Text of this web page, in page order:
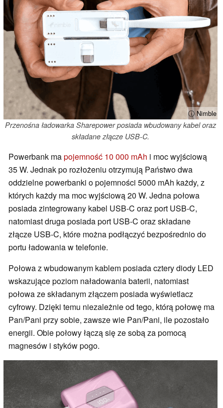
ⓘ Nimble
Przenośna ładowarka Sharepower posiada wbudowany kabel oraz
składane złącze USB-C.
Powerbank mapojemność 10 000 mAh i moc wyjściową
35 W. Jednak po rozłożeniu otrzymują Państwo dwa
oddzielne powerbanki o pojemności 5000 mAh każdy, z
których każdy ma moc wyjściową 20 W. Jedna połowa
posiada zintegrowany kabel USB-C oraz port USB-C,
natomiast druga posiada port USB-C oraz składane
złącze USB-C, które można podłączyć bezpośrednio do
portu ładowania w telefonie.
Połowa z wbudowanym kablem posiada cztery diody LED
wskazujące poziom naładowania baterii, natomiast
połowa ze składanym złączem posiada wyświetlacz
cyfrowy. Dzięki temu niezależnie od tego, którą połowę ma
Pan/Pani przy sobie, zawsze wie Pan/Pani, ile pozostało
energii. Obie połowy łączą się ze sobą za pomocą
magnesów i styków pogo.